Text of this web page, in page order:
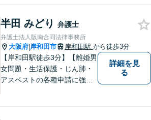
てもらうように、どうぞお気
軽にご相談ください。
半田 みどり 弁護士
弁護士法人阪南合同法律事務所
大阪府|岸和田市 岸和田駅 から徒歩3分
【岸和田駅徒歩3分】【離婚男
女問題・生活保護・じん肺・
アスベストの各種申請に強
詳細を見
る